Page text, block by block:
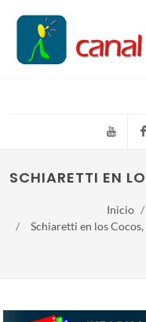
SCHIARETTI EN
Inicio
Schiaretti en los